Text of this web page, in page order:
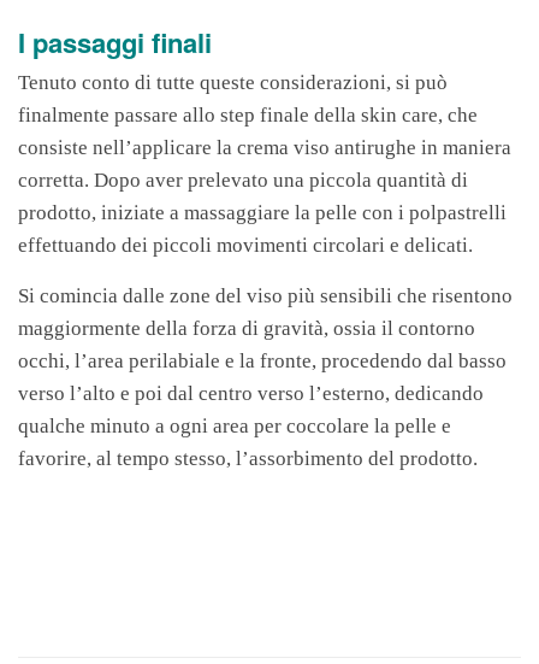
I passaggi finali
Tenuto conto di tutte queste considerazioni, si può
finalmente passare allo step finale della skin care, che
consiste nell’applicare la crema viso antirughe in maniera
corretta. Dopo aver prelevato una piccola quantità di
prodotto, iniziate a massaggiare la pelle con i polpastrelli
effettuando dei piccoli movimenti circolari e delicati.
Si comincia dalle zone del viso più sensibili che risentono
maggiormente della forza di gravità, ossia il contorno
occhi, l’area perilabiale e la fronte, procedendo dal basso
verso l’alto e poi dal centro verso l’esterno, dedicando
qualche minuto a ogni area per coccolare la pelle e
favorire, al tempo stesso, l’assorbimento del prodotto.